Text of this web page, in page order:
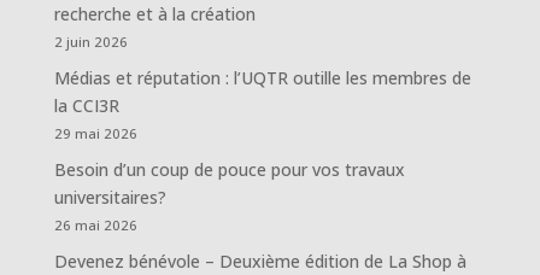
recherche et à la création
2 juin 2026
Médias et réputation : l’UQTR outille les membres de
la CCI3R
29 mai 2026
Besoin d’un coup de pouce pour vos travaux
universitaires?
26 mai 2026
Devenez bénévole – Deuxième édition de La Shop à